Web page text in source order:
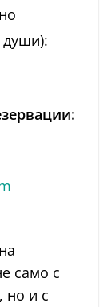
души):
само с
но и с